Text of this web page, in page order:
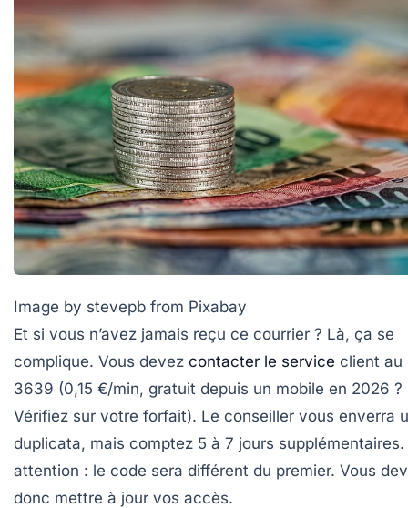
Image by stevepb from Pixabay
Et si vous n’avez jamais reçu ce courrier ? Là, ça se
complique. Vous devez contacter le service client au
3639 (0,15 €/min, gratuit depuis un mobile en 2026 ?
Vérifiez sur votre forfait). Le conseiller vous enverra
duplicata, mais comptez 5 à 7 jours supplémentaires.
attention : le code sera différent du premier. Vous
donc mettre à jour vos accès.